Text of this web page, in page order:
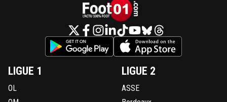
LIGUE 1
OL
LIGUE 2
ASSE